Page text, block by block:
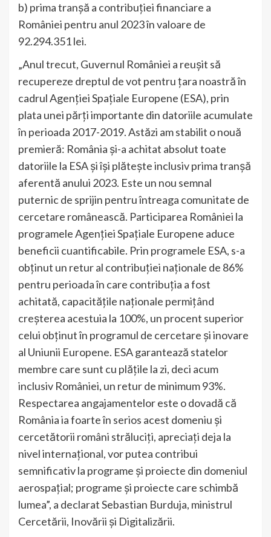
b) prima tranșă a contribuției financiare a
României pentru anul 2023 în valoare de
92.294.351 lei.
„Anul trecut, Guvernul României a reușit să
recupereze dreptul de vot pentru țara noastră în
cadrul Agenției Spațiale Europene (ESA), prin
plata unei părți importante din datoriile acumulate
în perioada 2017-2019. Astăzi am stabilit o nouă
premieră: România și-a achitat absolut toate
datoriile la ESA și își plătește inclusiv prima tranșă
aferentă anului 2023. Este un nou semnal
puternic de sprijin pentru întreaga comunitate de
cercetare românească. Participarea României la
programele Agenției Spațiale Europene aduce
beneficii cuantificabile. Prin programele ESA, s-a
obținut un retur al contribuției naționale de 86%
pentru perioada în care contribuția a fost
achitată, capacitățile naționale permițând
creșterea acestuia la 100%, un procent superior
celui obținut în programul de cercetare și inovare
al Uniunii Europene. ESA garantează statelor
membre care sunt cu plățile la zi, deci acum
inclusiv României, un retur de minimum 93%.
Respectarea angajamentelor este o dovadă că
România ia foarte în serios acest domeniu și
cercetătorii români străluciți, apreciați deja la
nivel internațional, vor putea contribui
semnificativ la programe și proiecte din domeniul
aerospațial; programe și proiecte care schimbă
lumea”, a declarat Sebastian Burduja, ministrul
Cercetării, Inovării și Digitalizării.